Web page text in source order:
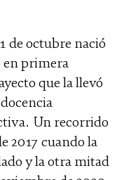
de octubre nació
en primera
que la llevó
Un recorrido
2017 ­cuando la
y la otra mitad